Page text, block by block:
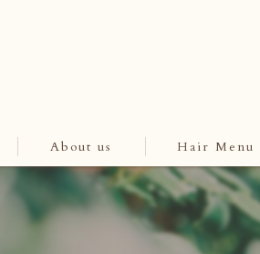
About us Hair Menu